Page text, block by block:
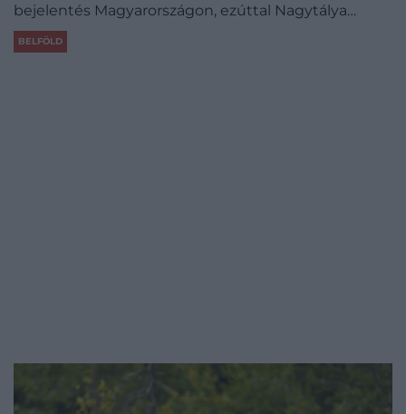
bejelentés Magyarországon, ezúttal Nagytálya…
BELFÖLD